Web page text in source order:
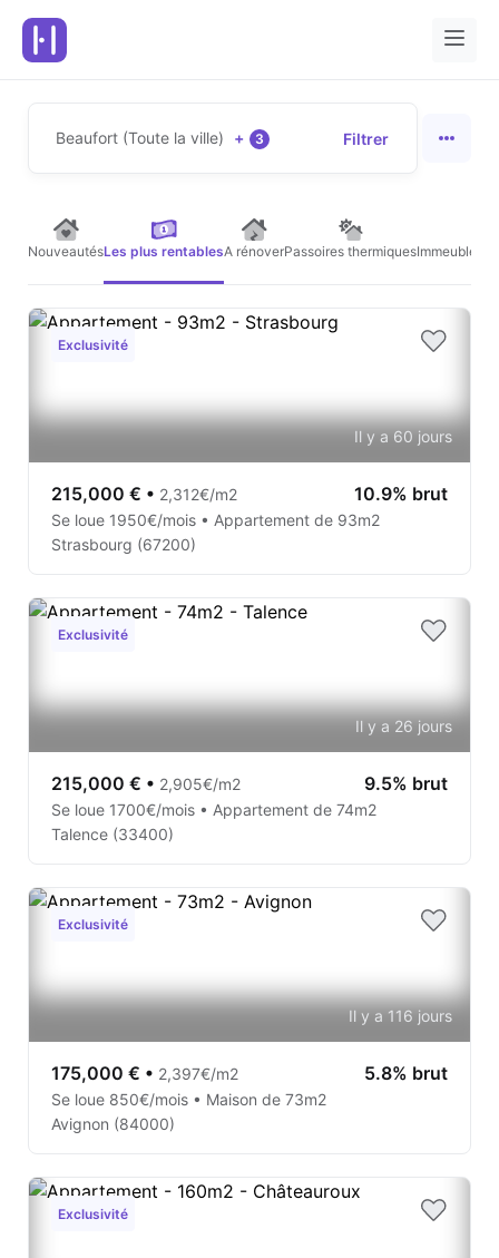
Beaufort (Toute la ville) + 3 Filtrer
NouveautésLes plus rentablesA rénoverPassoires thermiquesImmeubles
Exclusivité
Il y a 60 jours
215,000 € • 2,312€/m2 10.9% brut
Se loue 1950€/mois • Appartement de 93m2
Strasbourg (67200)
Exclusivité
Il y a 26 jours
215,000 € • 2,905€/m2 9.5% brut
Se loue 1700€/mois • Appartement de 74m2
Talence (33400)
Exclusivité
Il y a 116 jours
175,000 € • 2,397€/m2 5.8% brut
Se loue 850€/mois • Maison de 73m2
Avignon (84000)
Exclusivité